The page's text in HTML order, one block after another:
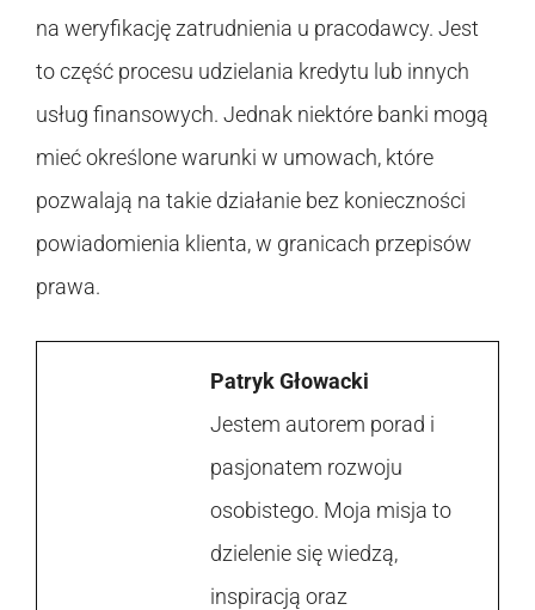
na weryfikację zatrudnienia u pracodawcy. Jest
to część procesu udzielania kredytu lub innych
usług finansowych. Jednak niektóre banki mogą
mieć określone warunki w umowach, które
pozwalają na takie działanie bez konieczności
powiadomienia klienta, w granicach przepisów
prawa.
Patryk Głowacki
Jestem autorem porad i
pasjonatem rozwoju
osobistego. Moja misja to
dzielenie się wiedzą,
inspiracją oraz